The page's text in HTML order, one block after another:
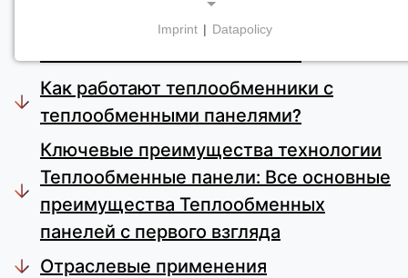
Что такое теплообменники с
Как работают теплообменники с
теплообменными панелями?
Ключевые преимущества технологии
Теплообменные панели: Все основные
преимущества Теплообменных
панелей с первого взгляда
Отраслевые применения
функциональности сайта, например, для
навигации и сохранения настроек
отключить.
cookie_consent
Name:
Imprint | Datapolicy